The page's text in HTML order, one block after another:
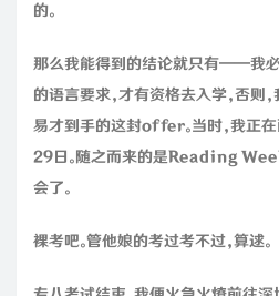
的。
那么我能得到的结论就只有——我
的语言要求，才有资格去入学，否
易才到手的这封offer。当时，我正
29日。随之而来的是Reading
会了。
裸考吧。管他娘的考过考不过，算逑。